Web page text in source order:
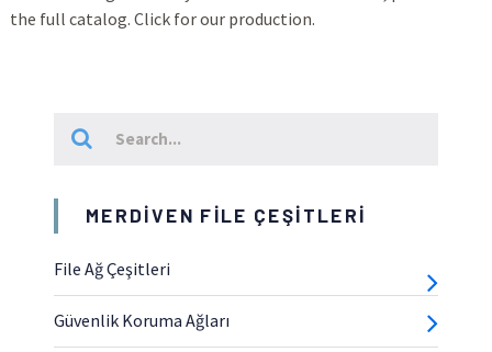
the full catalog. Click for our production.
MERDIVEN FILE ÇEŞITLERI
File Ağ Çeşitleri
Güvenlik Koruma Ağları